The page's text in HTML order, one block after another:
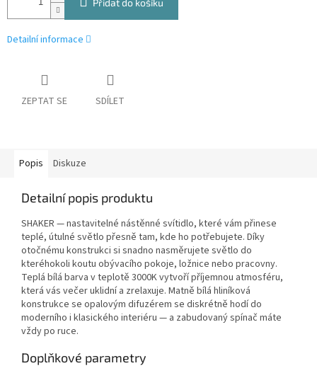
Přidat do košíku
Detailní informace
ZEPTAT SE SDÍLET
Popis Diskuze
Detailní popis produktu
SHAKER — nastavitelné nástěnné svítidlo, které vám přinese
teplé, útulné světlo přesně tam, kde ho potřebujete. Díky
otočnému konstrukci si snadno nasměrujete světlo do
kteréhokoli koutu obývacího pokoje, ložnice nebo pracovny.
Teplá bílá barva v teplotě 3000K vytvoří příjemnou atmosféru,
která vás večer uklidní a zrelaxuje. Matně bílá hliníková
konstrukce se opalovým difuzérem se diskrétně hodí do
moderního i klasického interiéru — a zabudovaný spínač máte
vždy po ruce.
Doplňkové parametry